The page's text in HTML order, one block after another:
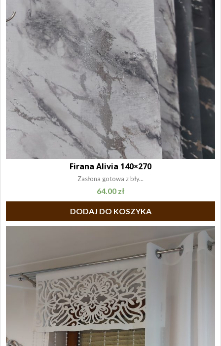
Firana Alivia 140×270
Zasłona gotowa z bły...
64.00 zł
DODAJ DO KOSZYKA